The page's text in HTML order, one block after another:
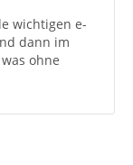
wichtigen e-
dann im
ohne